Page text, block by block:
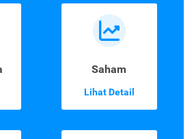
Saham
Lihat Detail